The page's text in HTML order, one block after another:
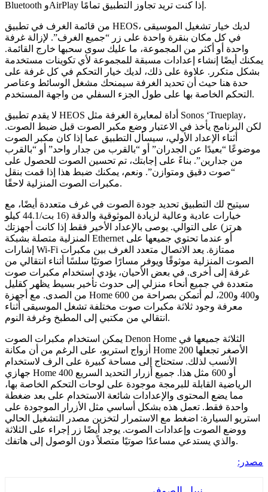
من قائمة الغرف في تطبيق HEOS، لديك خيار تشغيل الموسيقى
كل مكان بنقرة واحدة على زر “جميع الغرف”. لإزالة غرفة
أو أكثر من المجموعة، ما عليك سوى سحبها خارج القائمة.
إنشاء إعدادات مسبقة للمجموعة لأي تكوينات مستخدمة
علاوة على ذلك، لديك خيار التحكم في كل غرفة على
هنا حيث أن تحديد الغرفة سيمنحك مشغل الوسائط وعناصر
لا يقدم تطبيق HEOS أداة لمعايرة الغرفة مثل Sonos ‘Trueplay،
يأخذ في الاعتبار وضع مكبر الصوت قبل ضبط الصوت.
أثناء الإعداد الأولي، سيسأل التطبيق عما إذا كان مكبر الصوت
“بعيدًا عن الجدران” أو “بالقرب من جدار واحد” أو “بالقرب
جدارين”. بناءً على إجابتك، تم تحسين الصوت للحصول على
“صوت دقيق ومتوازن”. ونعم، يمكنك ضبط هذا إذا قمت بنقل
لك التطبيق تحديد جودة الصوت في غرف متعددة أيضًا، مع
خيارات عادية وعالية لزيادة الموثوقية والدقة (16 بت/44.1 كيلو
على التوالي. يوصى بالإعداد الأخير فقط إذا كانت أجهزتك
المنزلية متصلة بشبكة Ethernet أو عندما تحتوي جميعها على
إشارات Wi-Fi ممتازة. يعد الاتصال متعدد الغرف بين مكبرات
المنزلية موثوقًا ويوفر مسارًا صوتيًا سلسًا أثناء انتقالي من
إلى أخرى. في بعض الأحيان، يؤدي استخدام مكبرات صوت
في جميع أنحاء منزلي إلى حدوث تأخير بسيط يظهر كقليل
من الصدى. مع أجهزة Home 600 و400 و200، لم أتمكن بصراحة من
وجود ثلاثة مكبرات صوت مختلفة تشغل الموسيقى أثناء
يمكن استخدام مكبرات الصوت Denon Home الثلاثة جميعها في
أزواج استريو، على الرغم من أن مكانة Home 200 الأصغر تجعلها
الأنسب لذلك. ستحتاج إلى مساحة كبيرة على الرف لاستخدام
جهازي Home 400 أو 600 مثل هذا. جميع أزرار التحديد السريع
القابلة للبرمجة موجودة على لوحات التحكم الخاصة بها،
يضع المحتوى والإعدادات شائعة الاستخدام على بعد ضغطة
فقط. تعمل هذه بشكل أساسي مثل الأزرار الموجودة على
السيارة: اضغط مع الاستمرار لتخزين مصدر التشغيل الحالي
الصوت وإعدادات الصوت. يوجد أيضًا زر إجراء على الثلاثة